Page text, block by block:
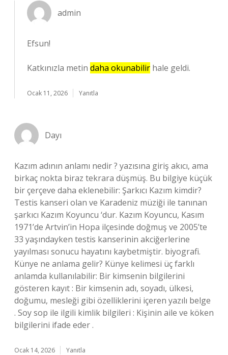
admin
Efsun!
Katkınızla metin daha okunabilir hale geldi.
Ocak 11, 2026 Yanıtla
Dayı
Kazım adının anlamı nedir ? yazısına giriş akıcı, ama
birkaç nokta biraz tekrara düşmüş. Bu bilgiye küçük
bir çerçeve daha eklenebilir: Şarkıcı Kazım kimdir?
Testis kanseri olan ve Karadeniz müziği ile tanınan
şarkıcı Kazım Koyuncu ‘dur. Kazım Koyuncu, Kasım
1971’de Artvin’in Hopa ilçesinde doğmuş ve 2005’te
33 yaşındayken testis kanserinin akciğerlerine
yayılması sonucu hayatını kaybetmiştir. biyografi.
Künye ne anlama gelir? Künye kelimesi üç farklı
anlamda kullanılabilir: Bir kimsenin bilgilerini
gösteren kayıt : Bir kimsenin adı, soyadı, ülkesi,
doğumu, mesleği gibi özelliklerini içeren yazılı belge
. Soy sop ile ilgili kimlik bilgileri : Kişinin aile ve köken
bilgilerini ifade eder .
Ocak 14, 2026 Yanıtla